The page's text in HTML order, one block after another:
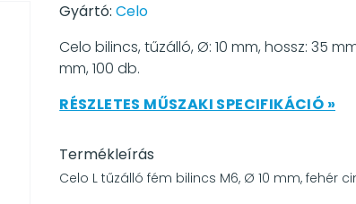
Gyártó:Celo
Celo bilincs, tűzálló, Ø: 10 mm, hossz: 35
mm, 100 db.
RÉSZLETES MŰSZAKI SPECIFIKÁCIÓ »
Termékleírás
Celo L tűzálló fém bilincs M6, Ø 10 mm, fehér